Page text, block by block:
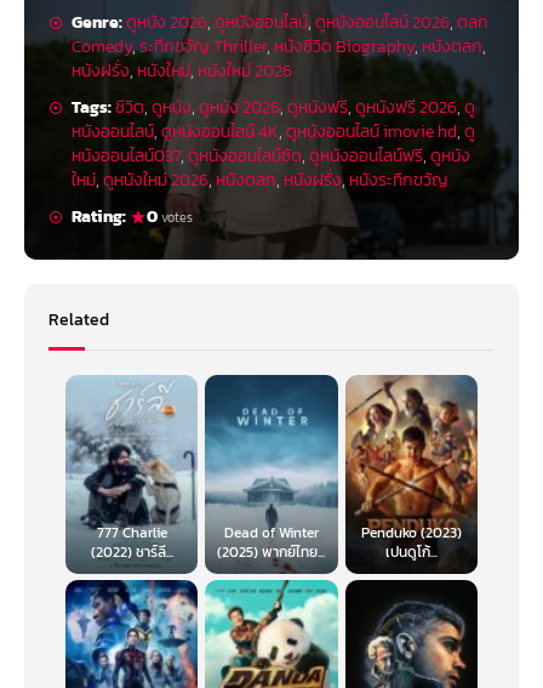
Genre:ดูหนัง 2026,ดูหนังออนไลน์,ดูหนังออนไลน์ 2026,ตลก
Comedy,ระทึกขวัญ Thriller, หนังชีวิต Biography, หนังตลก,
หนังฝรั่ง, หนังใหม่, หนังใหม่ 2026
Tags:ชีวิต,ดูหนัง,ดูหนัง 2026,ดูหนังฟรี,ดูหนังฟรี 2026,ดู
หนังออนไลน์,ดูหนังออนไลน์ 4K,ดูหนังออนไลน์ imovie hd,ดู
หนังออนไลน์037,ดูหนังออนไลน์ชัด,ดูหนังออนไลน์ฟรี,ดูหนัง
ใหม่,ดูหนังใหม่ 2026, หนังตลก, หนังฝรั่ง, หนังระทึกขวัญ
Rating:
0votes
Related
777 Charlie
(2022) ชาร์ลี...
Dead of Winter
(2025) พากย์ไทย...
Penduko (2023)
เปนดูโก้...